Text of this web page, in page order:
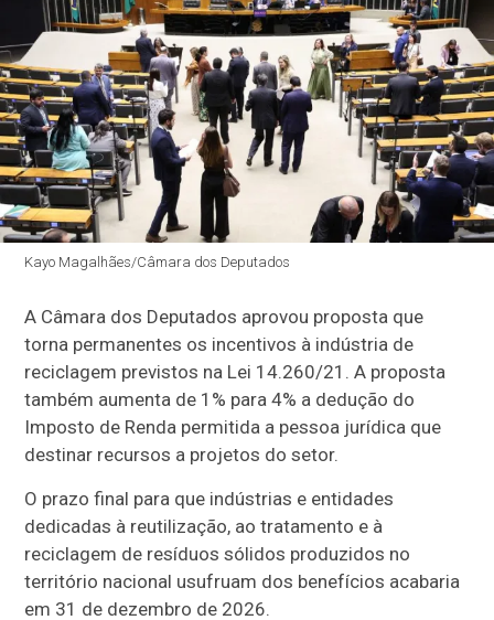
Kayo Magalhães/Câmara dos Deputados
A Câmara dos Deputados aprovou proposta que
torna permanentes os incentivos à indústria de
reciclagem previstos na Lei 14.260/21. A proposta
também aumenta de 1% para 4% a dedução do
Imposto de Renda permitida a pessoa jurídica que
destinar recursos a projetos do setor.
O prazo final para que indústrias e entidades
dedicadas à reutilização, ao tratamento e à
reciclagem de resíduos sólidos produzidos no
território nacional usufruam dos benefícios acabaria
em 31 de dezembro de 2026.